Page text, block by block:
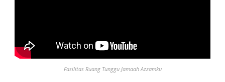
Fasilitas Ruang Tunggu Jamaah Azzamku